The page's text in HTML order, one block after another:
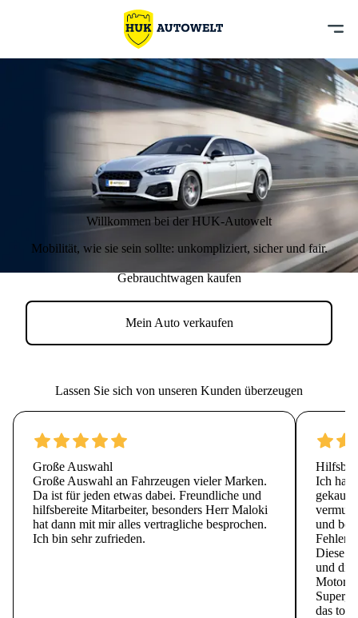
Willkommen bei der HUK-Autowelt
Mobilität, wie sie sein sollte: unkompliziert, sicher und fair.
Gebrauchtwagen kaufen
Mein Auto verkaufen
Lassen Sie sich von unseren Kunden überzeugen
Große Auswahl
Große Auswahl an Fahrzeugen vieler Marken.
Da ist für jeden etwas dabei. Freundliche und
hilfsbereite Mitarbeiter, besonders Herr Maloki
hat dann mit mir alles vertragliche besprochen.
Ich bin sehr zufrieden.
Ich
und bei
Diese
und die
Super,
das